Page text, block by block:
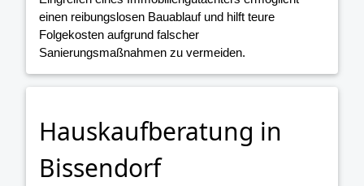
einen reibungslosen Bauablauf und hilft teure
Folgekosten aufgrund falscher
Sanierungsmaßnahmen zu vermeiden.
Hauskaufberatung in
Bissendorf